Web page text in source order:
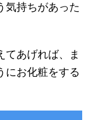
気持ちがあった
てあげれば、ま
にお化粧をする